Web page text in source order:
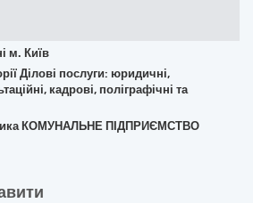
м. Київ
Ділові послуги: юридичні,
кадрові, поліграфічні та
КОМУНАЛЬНЕ ПІДПРИЄМСТВО